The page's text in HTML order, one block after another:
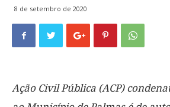
8 de setembro de 2020
Ação Civil Pública (ACP)